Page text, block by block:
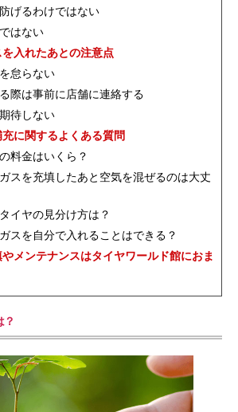
げるわけではない
はない
入れたあとの注意点
怠らない
際は事前に店舗に連絡する
待しない
に関するよくある質問
料金はいくら？
スを充填したあと空気を混ぜるのは大丈
イヤの見分け方は？
スを自分で入れることはできる？
メンテナンスはタイヤワールド館におま
？